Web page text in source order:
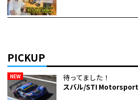
PICKUP
NEW
待ってました！
スバル/STI